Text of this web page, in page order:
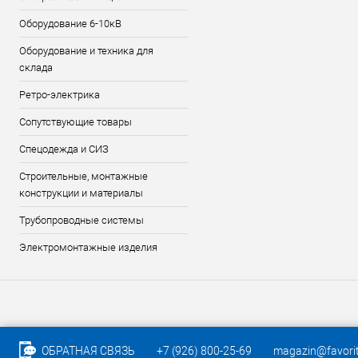
Оборудование 6-10кВ
Оборудование и техника для
склада
Ретро-электрика
Сопутствующие товары
Спецодежда и СИЗ
Строительные, монтажные
конструкции и материалы
Трубопроводные системы
Электромонтажные изделия
ОБРАТНАЯ СВЯЗЬ +7 (926) 800-25-69